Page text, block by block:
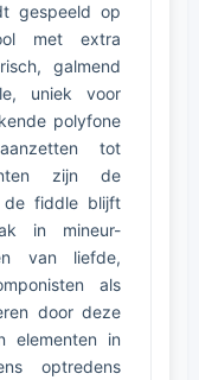
gespeeld op
met extra
galmend
uniek voor
polyfone
tot
zijn de
de fiddle blijft
in mineur-
van liefde,
als
door deze
elementen in
optredens